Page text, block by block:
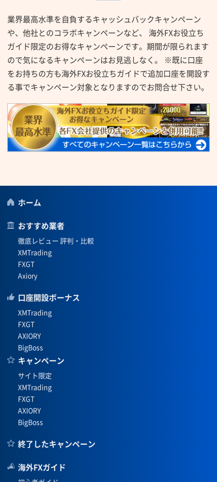
業界最高水準を自負するキャッシュバックキャンペーン
や、他社とのコラボキャンペーンなど、
海外FXお役立ち
ガイド限定のお得なキャンペーンです。期間が限られます
ので気になるキャンペーンはお見逃しなく。
※既に口座
をお持ちの方も海外FXお役立ちガイドで追加口座を開設す
る事でキャンペーン対象となりますのでお問合せ下さい。
ホーム
おすすめ業者
徹底レビュー 評判・比較
XMTrading
FXGT
Axiory
口座開設ボーナス
XMTrading
FXGT
AXIORY
BigBoss
キャンペーン
サイト限定
XMTrading
FXGT
AXIORY
BigBoss
終了したキャンペーン
海外FXガイド